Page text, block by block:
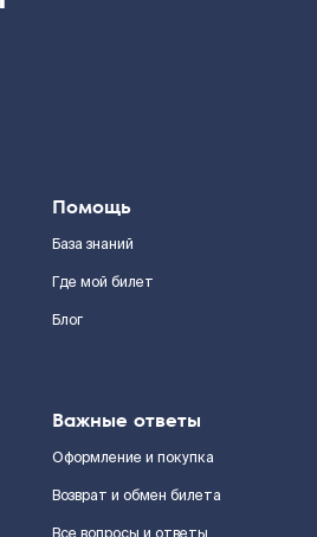
Помощь
База знаний
Где мой билет
Блог
Важные ответы
Оформление и покупка
Возврат и обмен билета